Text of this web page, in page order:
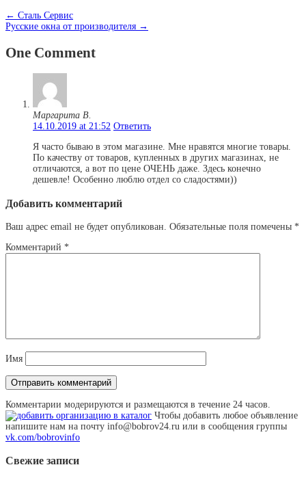
← Сталь Сервис
Русские окна от производителя →
One Comment
Маргарита В.
14.10.2019 at 21:52 Ответить
Я часто бываю в этом магазине. Мне нравятся многие товары.
По качеству от товаров, купленных в других магазинах, не
отличаются, а вот по цене ОЧЕНЬ даже. Здесь конечно
дешевле! Особенно люблю отдел со сладостями))
Добавить комментарий
Ваш адрес email не будет опубликован. Обязательные поля помечены *
Комментарий *
Имя
Комментарии модерируются и размещаются в течение 24 часов.
Чтобы добавить любое объявление
напишите нам на почту info@bobrov24.ru или в сообщения группы
vk.com/bobrovinfo
Свежие записи